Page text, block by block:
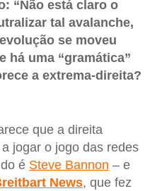
“Não está claro o
tal avalanche,
se moveu
há uma “gramática”
a extrema-direita?
que a direita
jogar o jogo das redes
é Steve Bannon – e
News, que fez